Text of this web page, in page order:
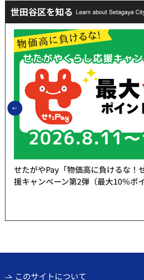
世田谷区を知る
前のスライドを表示
せたがやPay「物価高に負けるな！
援キャンペーン第2弾（最大10％ポ
このサイトについて